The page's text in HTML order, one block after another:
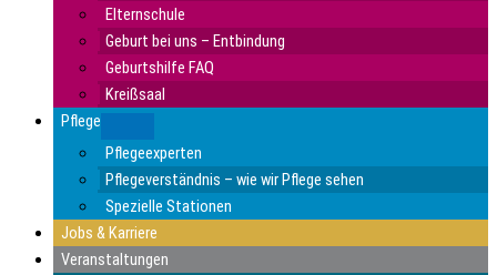
Elternschule
Geburt bei uns – Entbindung
Geburtshilfe FAQ
Kreißsaal
Pflege
Pflegeexperten
Pflegeverständnis – wie wir Pflege sehen
Spezielle Stationen
Jobs & Karriere
Veranstaltungen